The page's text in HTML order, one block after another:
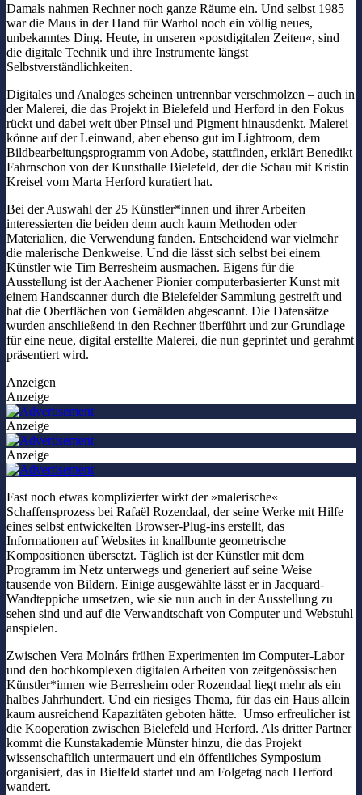
Damals nahmen Rechner noch ganze Räume ein. Und selbst 1985
war die Maus in der Hand für Warhol noch ein völlig neues,
unbekanntes Ding. Heute, in unseren »postdigitalen Zeiten«, sind
die digitale Technik und ihre Instrumente längst
Selbstverständlichkeiten.
Digitales und Analoges scheinen untrennbar verschmolzen – auch in
der Malerei, die das Projekt in Bielefeld und Herford in den Fokus
rückt und dabei weit über Pinsel und Pigment hinausdenkt. Malerei
könne auf der Leinwand, aber ebenso gut im Lightroom, dem
Bildbearbeitungsprogramm von Adobe, stattfinden, erklärt Benedikt
Fahrnschon von der Kunsthalle Bielefeld, der die Schau mit Kristin
Kreisel vom Marta Herford kuratiert hat.
Bei der Auswahl der 25 Künstler*innen und ihrer Arbeiten
interessierten die beiden denn auch kaum Methoden oder
Materialien, die Verwendung fanden. Entscheidend war vielmehr
die malerische Denkweise. Und die lässt sich selbst bei einem
Künstler wie Tim Berresheim ausmachen. Eigens für die
Ausstellung ist der Aachener Pionier computerbasierter Kunst mit
einem Handscanner durch die Bielefelder Sammlung gestreift und
hat die Oberflächen von Gemälden abgescannt. Die Datensätze
wurden anschließend in den Rechner überführt und zur Grundlage
für eine neue, digital erstellte Malerei, die nun geprintet und gerahmt
präsentiert wird.
Anzeigen
Anzeige
Anzeige
Anzeige
Fast noch etwas komplizierter wirkt der »malerische«
Schaffensprozess bei Rafaël Rozendaal, der seine Werke mit Hilfe
eines selbst entwickelten Browser-Plug-ins erstellt, das
Informationen auf Websites in knallbunte geometrische
Kompositionen übersetzt. Täglich ist der Künstler mit dem
Programm im Netz unterwegs und generiert auf seine Weise
tausende von Bildern. Einige ausgewählte lässt er in Jacquard-
Wandteppiche umsetzen, wie sie nun auch in der Ausstellung zu
sehen sind und auf die Verwandtschaft von Computer und Webstuhl
anspielen.
Zwischen Vera Molnárs frühen Experimenten im Computer-Labor
und den hochkomplexen digitalen Arbeiten von zeitgenössischen
Künstler*innen wie Berresheim oder Rozendaal liegt mehr als ein
halbes Jahrhundert. Und ein riesiges Thema, für das ein Haus allein
kaum ausreichend Kapazitäten geboten hätte. Umso erfreulicher ist
die Kooperation zwischen Bielefeld und Herford. Als dritter Partner
kommt die Kunstakademie Münster hinzu, die das Projekt
wissenschaftlich untermauert und ein öffentliches Symposium
organisiert, das in Bielfeld startet und am Folgetag nach Herford
wandert.